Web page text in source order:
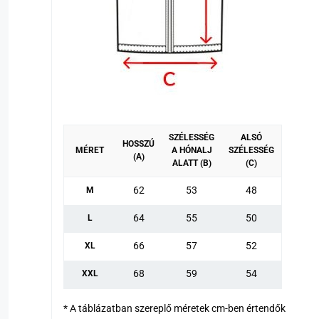
MÉRET
HOSSZÚ
(A)
SZÉLESSÉG
A HÓNALJ
ALATT (B)
ALSÓ
SZÉLESSÉG
(C)
M 62 53 48
L 64 55 50
XL 66 57 52
XXL 68 59 54
* A táblázatban szereplő méretek cm-ben értendők